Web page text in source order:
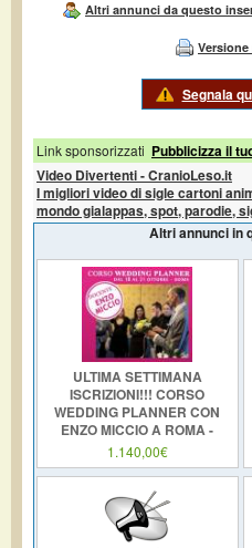
Altri annunci da questo
Segnala
Link sponsorizzati Pubblicizza il
Video Divertenti - CranioLeso.it
I migliori video di sigle cartoni
mondo gialappas, spot, parodie,
Altri annunci in
ULTIMA SETTIMANA
ISCRIZIONI!!! CORSO
WEDDING PLANNER CON
ENZO MICCIO A ROMA -
Novembre 2012
1.140,00€